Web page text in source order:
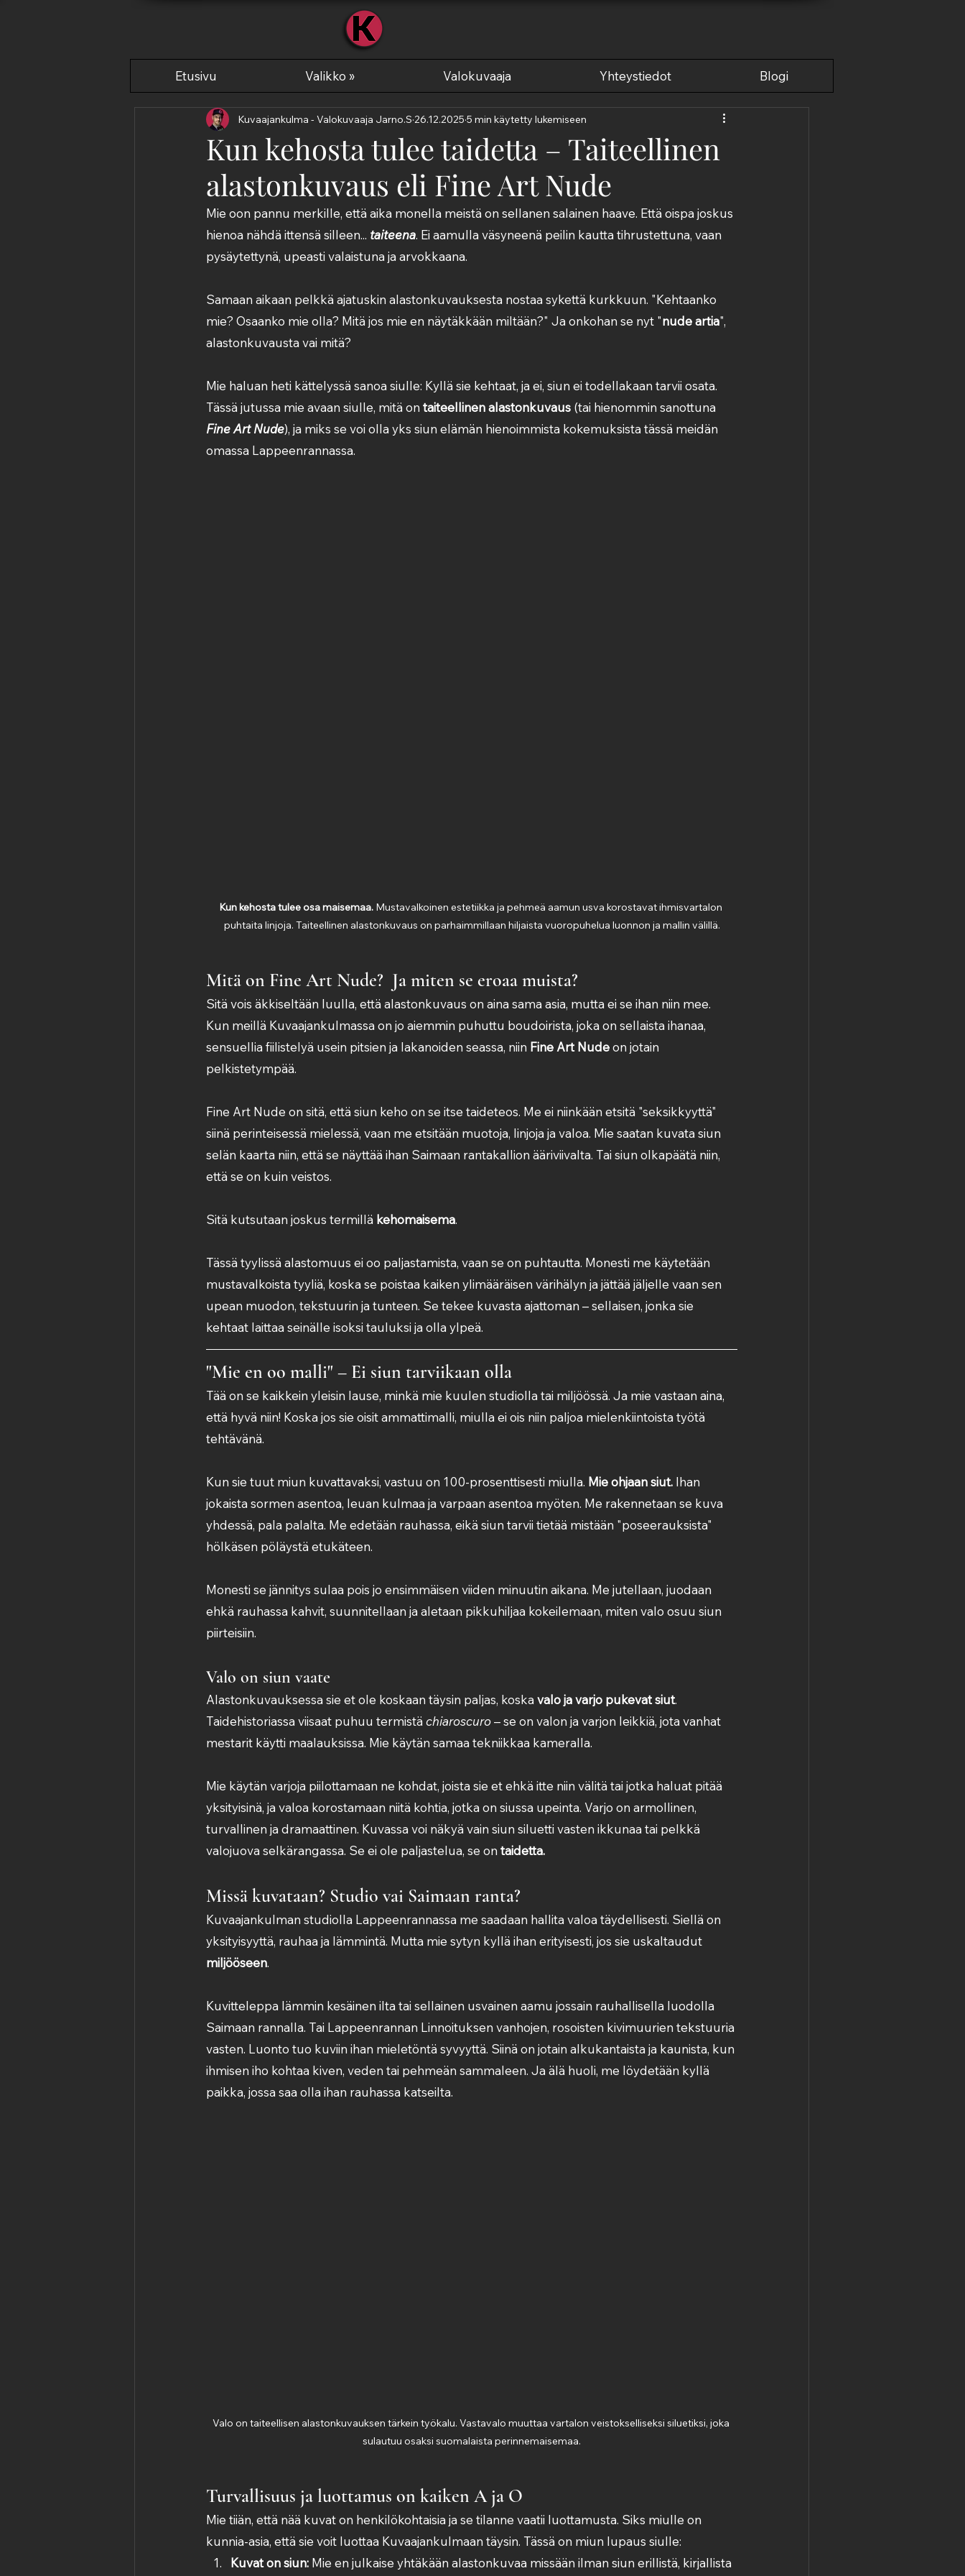
KUVAAJANKULMA
Etusivu Valikko » Valokuvaaja Yhteystiedot Blogi
Kun kehosta tulee taidetta – Taiteellinen
alastonkuvaus eli Fine Art Nude
Kuvaajankulma - Valokuvaaja Jarno.S 26.12.2025 5 min käytetty lukemiseen
Mie oon pannu merkille, että aika monella meistä on sellanen salainen haave. Että oispa joskus
hienoa nähdä ittensä silleen... taiteena. Ei aamulla väsyneenä peilin kautta tihrustettuna, vaan
pysäytettynä, upeasti valaistuna ja arvokkaana.
Samaan aikaan pelkkä ajatuskin alastonkuvauksesta nostaa sykettä kurkkuun. "Kehtaanko
mie? Osaanko mie olla? Mitä jos mie en näytäkkään miltään?" Ja onkohan se nyt "nude artia",
alastonkuvausta vai mitä?
Mie haluan heti kättelyssä sanoa siulle: Kyllä sie kehtaat, ja ei, siun ei todellakaan tarvii osata.
Tässä jutussa mie avaan siulle, mitä on taiteellinen alastonkuvaus (tai hienommin sanottuna
Fine Art Nude), ja miks se voi olla yks siun elämän hienoimmista kokemuksista tässä meidän
omassa Lappeenrannassa.
Kun kehosta tulee osa maisemaa. Mustavalkoinen estetiikka ja pehmeä aamun usva korostavat ihmisvartalon
puhtaita linjoja. Taiteellinen alastonkuvaus on parhaimmillaan hiljaista vuoropuhelua luonnon ja mallin välillä.
Mitä on Fine Art Nude?  Ja miten se eroaa muista?
Sitä vois äkkiseltään luulla, että alastonkuvaus on aina sama asia, mutta ei se ihan niin mee.
Kun meillä Kuvaajankulmassa on jo aiemmin puhuttu boudoirista, joka on sellaista ihanaa,
sensuellia fiilistelyä usein pitsien ja lakanoiden seassa, niin Fine Art Nude on jotain
pelkistetympää.
Fine Art Nude on sitä, että siun keho on se itse taideteos. Me ei niinkään etsitä "seksikkyyttä"
siinä perinteisessä mielessä, vaan me etsitään muotoja, linjoja ja valoa. Mie saatan kuvata siun
selän kaarta niin, että se näyttää ihan Saimaan rantakallion ääriviivalta. Tai siun olkapäätä niin,
että se on kuin veistos.
Sitä kutsutaan joskus termillä kehomaisema.
Tässä tyylissä alastomuus ei oo paljastamista, vaan se on puhtautta. Monesti me käytetään
mustavalkoista tyyliä, koska se poistaa kaiken ylimääräisen värihälyn ja jättää jäljelle vaan sen
upean muodon, tekstuurin ja tunteen. Se tekee kuvasta ajattoman – sellaisen, jonka sie
kehtaat laittaa seinälle isoksi tauluksi ja olla ylpeä.
"Mie en oo malli" – Ei siun tarviikaan olla
Tää on se kaikkein yleisin lause, minkä mie kuulen studiolla tai miljöössä. Ja mie vastaan aina,
että hyvä niin! Koska jos sie oisit ammattimalli, miulla ei ois niin paljoa mielenkiintoista työtä
tehtävänä.
Kun sie tuut miun kuvattavaksi, vastuu on 100-prosenttisesti miulla. Mie ohjaan siut. Ihan
jokaista sormen asentoa, leuan kulmaa ja varpaan asentoa myöten. Me rakennetaan se kuva
yhdessä, pala palalta. Me edetään rauhassa, eikä siun tarvii tietää mistään "poseerauksista"
hölkäsen pöläystä etukäteen.
Monesti se jännitys sulaa pois jo ensimmäisen viiden minuutin aikana. Me jutellaan, juodaan
ehkä rauhassa kahvit, suunnitellaan ja aletaan pikkuhiljaa kokeilemaan, miten valo osuu siun
piirteisiin.
Valo on siun vaate
Alastonkuvauksessa sie et ole koskaan täysin paljas, koska valo ja varjo pukevat siut.
Taidehistoriassa viisaat puhuu termistä chiaroscuro – se on valon ja varjon leikkiä, jota vanhat
mestarit käytti maalauksissa. Mie käytän samaa tekniikkaa kameralla.
Mie käytän varjoja piilottamaan ne kohdat, joista sie et ehkä itte niin välitä tai jotka haluat pitää
yksityisinä, ja valoa korostamaan niitä kohtia, jotka on siussa upeinta. Varjo on armollinen,
turvallinen ja dramaattinen. Kuvassa voi näkyä vain siun siluetti vasten ikkunaa tai pelkkä
valojuova selkärangassa. Se ei ole paljastelua, se on taidetta.
Missä kuvataan? Studio vai Saimaan ranta?
Kuvaajankulman studiolla Lappeenrannassa me saadaan hallita valoa täydellisesti. Siellä on
yksityisyyttä, rauhaa ja lämmintä. Mutta mie sytyn kyllä ihan erityisesti, jos sie uskaltaudut
miljööseen.
Kuvitteleppa lämmin kesäinen ilta tai sellainen usvainen aamu jossain rauhallisella luodolla
Saimaan rannalla. Tai Lappeenrannan Linnoituksen vanhojen, rosoisten kivimuurien tekstuuria
vasten. Luonto tuo kuviin ihan mieletöntä syvyyttä. Siinä on jotain alkukantaista ja kaunista, kun
ihmisen iho kohtaa kiven, veden tai pehmeän sammaleen. Ja älä huoli, me löydetään kyllä
paikka, jossa saa olla ihan rauhassa katseilta.
Valo on taiteellisen alastonkuvauksen tärkein työkalu. Vastavalo muuttaa vartalon veistokselliseksi siluetiksi, joka
sulautuu osaksi suomalaista perinnemaisemaa.
Turvallisuus ja luottamus on kaiken A ja O
Mie tiiän, että nää kuvat on henkilökohtaisia ja se tilanne vaatii luottamusta. Siks miulle on
kunnia-asia, että sie voit luottaa Kuvaajankulmaan täysin. Tässä on miun lupaus siulle:
Kuvat on siun: Mie en julkaise yhtäkään alastonkuvaa missään ilman siun erillistä, kirjallista